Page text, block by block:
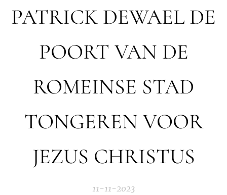
PATRICK DEWAEL DE
POORT VAN DE
ROMEINSE STAD
TONGEREN VOOR
JEZUS CHRISTUS
11-11-2023